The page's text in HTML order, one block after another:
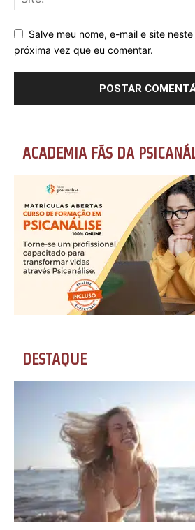
Salve meu nome, e-mail e site
próxima vez que eu comentar.
ACADEMIA FÃS DA
DESTAQUE